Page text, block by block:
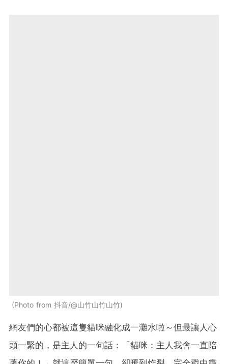
Photo from 抖音/@山竹山竹山竹
網友們的心都被這隻貓咪融化成一灘水啦～但最讓人心
頭一緊的，是主人的一句話：「貓咪：主人我會一直陪